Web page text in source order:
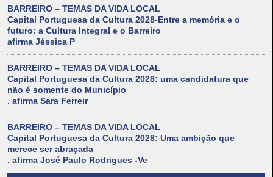
BARREIRO – TEMAS DA VIDA LOCAL
Capital Portuguesa da Cultura 2028-Entre a memória e o
futuro: a Cultura Integral e o Barreiro
afirma Jéssica P
BARREIRO – TEMAS DA VIDA LOCAL
Capital Portuguesa da Cultura 2028: uma candidatura que
não é somente do Município
. afirma Sara Ferreir
BARREIRO – TEMAS DA VIDA LOCAL
Capital Portuguesa da Cultura 2028: Uma ambição que
merece ser abraçada
. afirma José Paulo Rodrigues -Ve